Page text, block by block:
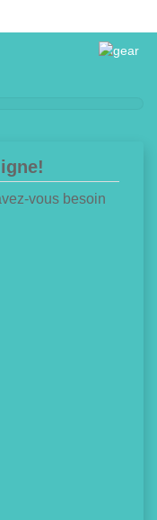
vous besoin